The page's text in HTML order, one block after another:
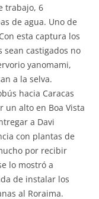
trabajo, 6
de agua. Uno de
esta captura los
sean castigados no
yanomami,
a la selva.
hacia Caracas
un alto en Boa Vista
a Davi
con plantas de
por recibir
lo mostró a
de instalar los
al Roraima.